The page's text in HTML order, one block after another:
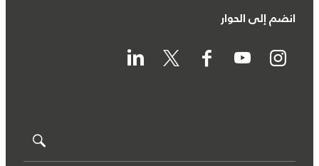
انضم إلى الحوار